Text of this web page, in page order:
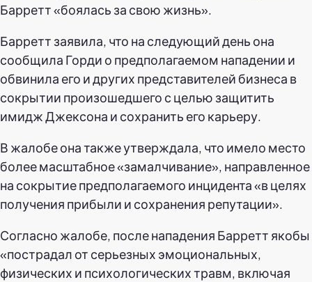
Барретт «боялась за свою жизнь».
Барретт заявила, что на следующий день она
сообщила Горди о предполагаемом нападении и
обвинила его и других представителей бизнеса в
сокрытии произошедшего с целью защитить
имидж Джексона и сохранить его карьеру.
В жалобе она также утверждала, что имело место
более масштабное «замалчивание», направленное
на сокрытие предполагаемого инцидента «в целях
получения прибыли и сохранения репутации».
Согласно жалобе, после нападения Барретт якобы
«пострадал от серьезных эмоциональных,
физических и психологических травм, включая